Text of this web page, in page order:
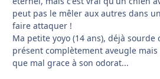
peut pas le mêler aux autres dans
faire attaquer !
Ma petite yoyo (14 ans), déjà sourde
présent complètement aveugle
que mal grace à son odorat...